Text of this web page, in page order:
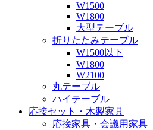
W1500
W1800
大型テーブル
折りたたみテーブル
W1500以下
W1800
W2100
丸テーブル
ハイテーブル
応接セット・木製家具
応接家具・会議用家具